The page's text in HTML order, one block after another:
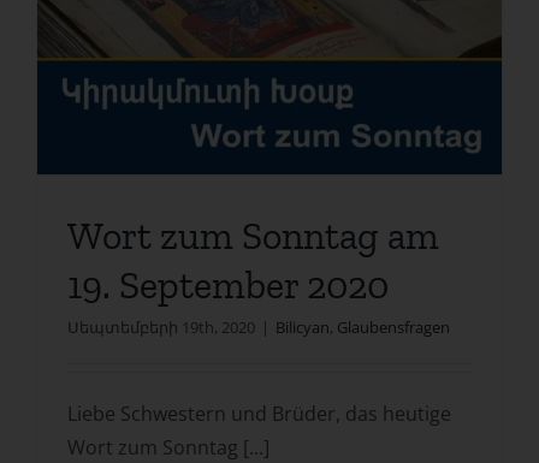
Wort zum Sonntag am
19. September 2020
Սեպտեմբերի 19th, 2020 | Bilicyan, Glaubensfragen
Liebe Schwestern und Brüder, das heutige
Wort zum Sonntag [...]